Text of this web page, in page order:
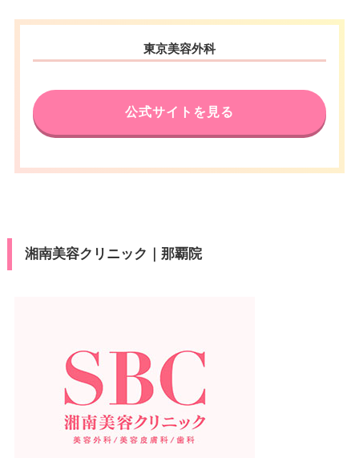
東京美容外科
公式サイトを見る
湘南美容クリニック｜那覇院